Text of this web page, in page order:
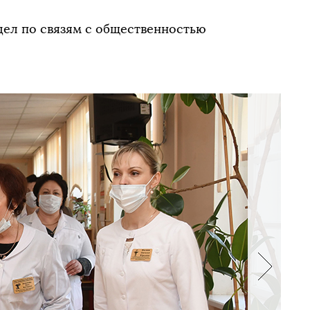
по связям с общественностью